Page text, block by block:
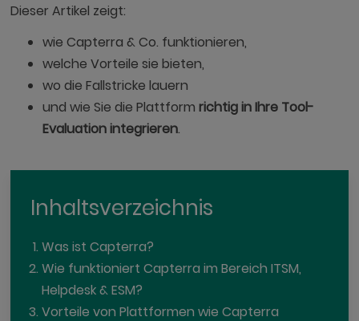
Dieser Artikel zeigt:
wie Capterra & Co. funktionieren,
welche Vorteile sie bieten,
wo die Fallstricke lauern
und wie Sie die Plattform richtig in Ihre Tool-
Evaluation integrieren.
Inhaltsverzeichnis
Was ist Capterra?
Wie funktioniert Capterra im Bereich ITSM,
Helpdesk & ESM?
Vorteile von Plattformen wie Capterra